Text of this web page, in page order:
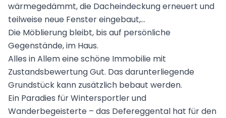
wärmegedämmt, die Dacheindeckung erneuert und
teilweise neue Fenster eingebaut,...
Die Möblierung bleibt, bis auf persönliche
Gegenstände, im Haus.
Alles in Allem eine schöne Immobilie mit
Zustandsbewertung Gut. Das darunterliegende
Grundstück kann zusätzlich bebaut werden.
Ein Paradies für Wintersportler und
Wanderbegeisterte – das Defereggental hat für den